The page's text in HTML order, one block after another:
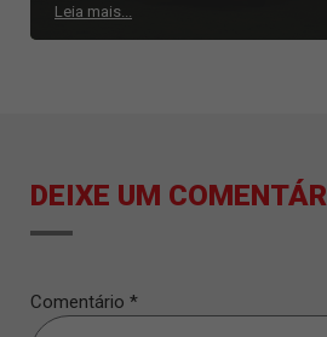
Leia mais...
DEIXE UM
Comentário *